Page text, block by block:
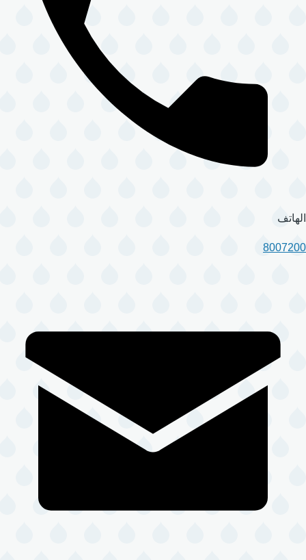
الهاتف
8007200